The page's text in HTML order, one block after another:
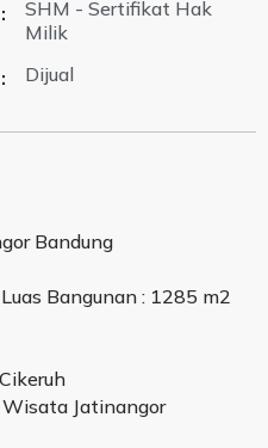
:
SHM - Sertifikat Hak
Milik
: Dijual
Bandung
Bangunan : 1285 m2
Jatinangor